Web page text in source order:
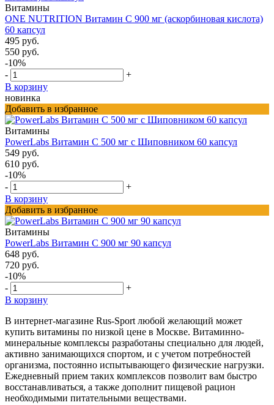
Витамины
ONE NUTRITION Витамин С 900 мг (аскорбиновая кислота)
60 капсул
495 руб.
550 руб.
-10%
-
+
В корзину
новинка
Добавить в избранное
Витамины
PowerLabs Витамин С 500 мг с Шиповником 60 капсул
549 руб.
610 руб.
-10%
-
+
В корзину
Добавить в избранное
Витамины
PowerLabs Витамин С 900 мг 90 капсул
648 руб.
720 руб.
-10%
-
+
В корзину
В интернет-магазине Rus-Sport любой желающий может
купить витамины по низкой цене в Москве. Витаминно-
минеральные комплексы разработаны специально для людей,
активно занимающихся спортом, и с учетом потребностей
организма, постоянно испытывающего физические нагрузки.
Ежедневный прием таких комплексов позволит вам быстро
восстанавливаться, а также дополнит пищевой рацион
необходимыми питательными веществами.